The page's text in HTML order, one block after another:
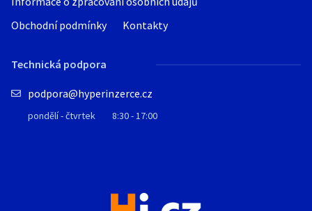
Obchodní podmínky
Kontakty
Technická podpora
podpora@hyperinzerce.cz
pondělí - čtvrtek 8:30 - 17:00